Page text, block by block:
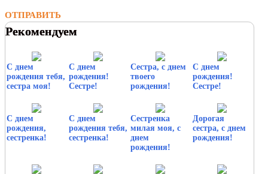
ОТПРАВИТЬ
Рекомендуем
С днем
рождения тебя,
сестра моя!
С днем
рождения!
Сестре!
Сестра, с днем
твоего
рождения!
С днем
рождения!
Сестре!
С днем
рождения,
сестренка!
С днем
рождения тебя,
сестренка!
Сестренка
милая моя, с
днем
рождения!
Дорогая
сестра, с днем
рождения!